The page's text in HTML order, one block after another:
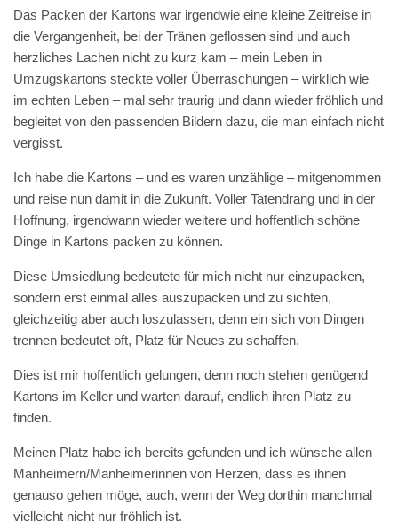
Das Packen der Kartons war irgendwie eine kleine Zeitreise in
die Vergangenheit, bei der Tränen geflossen sind und auch
herzliches Lachen nicht zu kurz kam – mein Leben in
Umzugskartons steckte voller Überraschungen – wirklich wie
im echten Leben – mal sehr traurig und dann wieder fröhlich und
begleitet von den passenden Bildern dazu, die man einfach nicht
vergisst.
Ich habe die Kartons – und es waren unzählige – mitgenommen
und reise nun damit in die Zukunft. Voller Tatendrang und in der
Hoffnung, irgendwann wieder weitere und hoffentlich schöne
Dinge in Kartons packen zu können.
Diese Umsiedlung bedeutete für mich nicht nur einzupacken,
sondern erst einmal alles auszupacken und zu sichten,
gleichzeitig aber auch loszulassen, denn ein sich von Dingen
trennen bedeutet oft, Platz für Neues zu schaffen.
Dies ist mir hoffentlich gelungen, denn noch stehen genügend
Kartons im Keller und warten darauf, endlich ihren Platz zu
finden.
Meinen Platz habe ich bereits gefunden und ich wünsche allen
Manheimern/Manheimerinnen von Herzen, dass es ihnen
genauso gehen möge, auch, wenn der Weg dorthin manchmal
vielleicht nicht nur fröhlich ist.